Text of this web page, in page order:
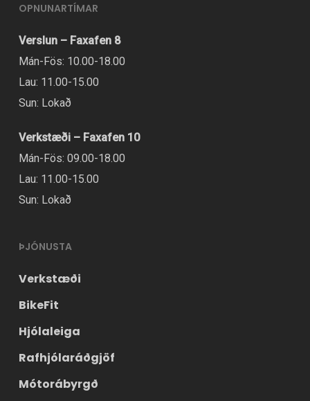
OPNUNARTÍMAR
Verslun – Faxafen 8
Mán-Fös: 10.00-18.00
Lau: 11.00-15.00
Sun: Lokað
Verkstæði – Faxafen 10
Mán-Fös: 09.00-18.00
Lau: 11.00-15.00
Sun: Lokað
ÞJÓNUSTA
Verkstæði
BikeFit
Hjólaleiga
Rafhjólaráðgjöf
Mótorábyrgð